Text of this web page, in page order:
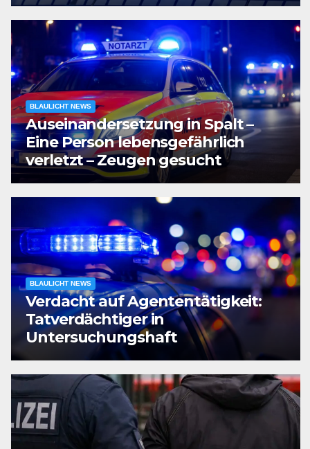
BLAULICHT NEWS
Auseinandersetzung in Spalt –
Eine Person lebensgefährlich
verletzt – Zeugen gesucht
BLAULICHT NEWS
Verdacht auf Agententätigkeit:
Tatverdächtiger in
Untersuchungshaft